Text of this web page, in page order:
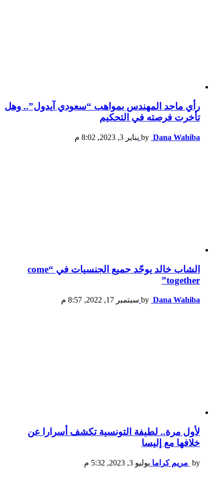
رأي ماجد المهندس بمواهب “سعودي آيدول”.. وهل
تأخرت فرصته في التحكيم
by Dana Wahiba يناير 3, 2023, 8:02 م
الشاب خالد يوحّد جميع الجنسيات في “come
together”
by Dana Wahiba سبتمبر 17, 2022, 8:57 م
لأول مرة.. لطيفة التونسية تكشف أسرارا عن
خلافها مع إليسا
by مريم كراما يوليو 3, 2023, 5:32 م